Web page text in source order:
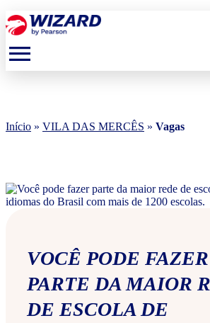
menu
Início » VILA DAS MERCÊS » Vagas
VOCÊ PODE FAZER
PARTE DA MAIOR
DE ESCOLA DE